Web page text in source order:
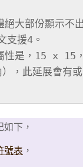
大部份顯示不
支援4。
是，15 x 15
，此延展會有或
下，
號表 ，